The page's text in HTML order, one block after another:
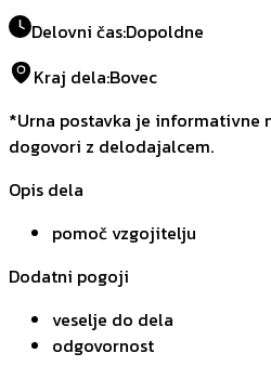
Delovni čas:Dopoldne
Kraj dela:Bovec
*Urna postavka je informativne
dogovori z delodajalcem.
Opis dela
pomoč vzgojitelju
Dodatni pogoji
veselje do dela
odgovornost